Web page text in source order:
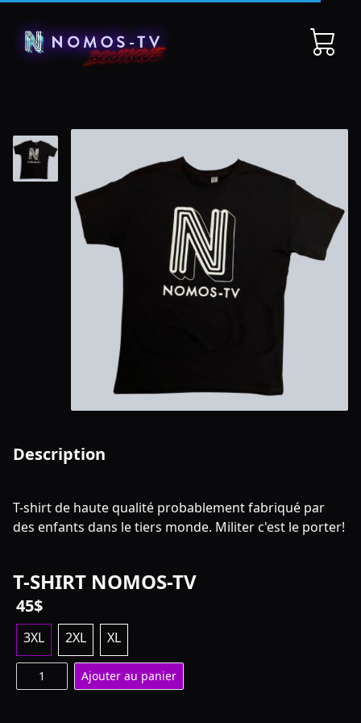
Open cart
Description
T-shirt de haute qualité probablement fabriqué par
des enfants dans le tiers monde. Militer c'est le porter!
T-SHIRT NOMOS-TV
45$
3XL 2XL XL
Ajouter au panier